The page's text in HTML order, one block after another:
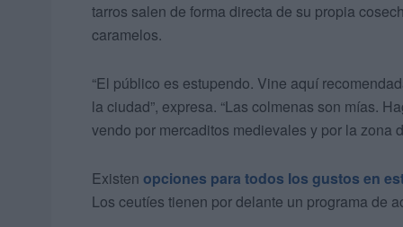
tarros salen de forma directa de su propia
caramelos.
“El público es estupendo. Vine aquí
la ciudad”, expresa. “Las colmenas son mías.
vendo por mercaditos medievales y por la zona
Existen opciones para todos los gustos en
Los ceutíes tienen por delante un programa de